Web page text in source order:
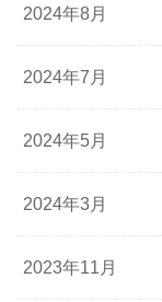
2024年8月
2024年7月
2024年5月
2024年3月
2023年11月